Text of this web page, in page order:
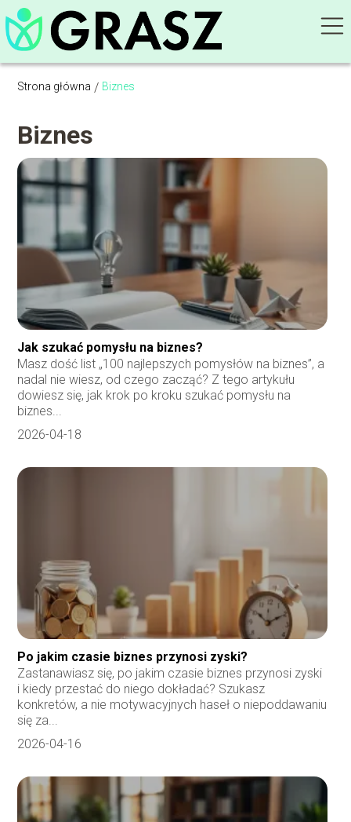
Strona główna / Biznes
Biznes
Jak szukać pomysłu na biznes?
Masz dość list „100 najlepszych pomysłów na biznes”, a
nadal nie wiesz, od czego zacząć? Z tego artykułu
dowiesz się, jak krok po kroku szukać pomysłu na
biznes...
2026-04-18
Po jakim czasie biznes przynosi zyski?
Zastanawiasz się, po jakim czasie biznes przynosi zyski
i kiedy przestać do niego dokładać? Szukasz
konkretów, a nie motywacyjnych haseł o niepoddawaniu
się za...
2026-04-16